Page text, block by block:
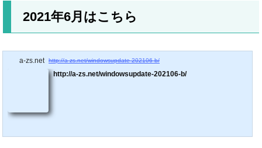
2021年6月はこちら
a-zs.net http://a-zs.net/windowsupdate-202106-b/
http://a-zs.net/windowsupdate-202106-b/